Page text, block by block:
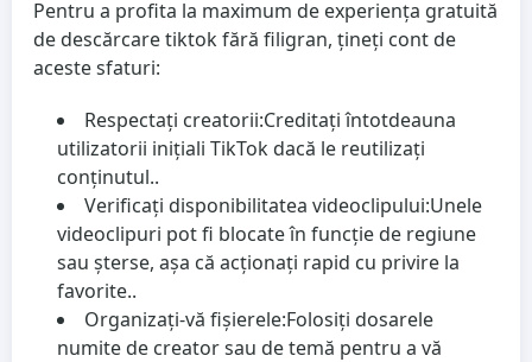
Pentru a profita la maximum de experiența gratuită
de descărcare tiktok fără filigran, țineți cont de
aceste sfaturi:
Respectați creatorii:Creditați întotdeauna
utilizatorii inițiali TikTok dacă le reutilizați
conținutul..
Verificați disponibilitatea videoclipului:Unele
videoclipuri pot fi blocate în funcție de regiune
sau șterse, așa că acționați rapid cu privire la
favorite..
Organizați-vă fișierele:Folosiți dosarele
numite de creator sau de temă pentru a vă